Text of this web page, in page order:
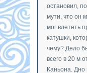
остановил,
мути, что он
мог влететь
катушки,
чему? Дело
всего в 20 м
Каньона. Дно